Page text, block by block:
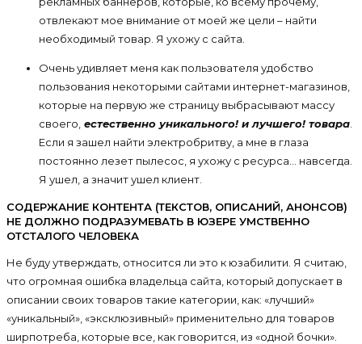
отвлекают мое внимание от моей же цели – найти
необходимый товар. Я ухожу с сайта.
Очень удивляет меня как пользователя удобство
пользования некоторыми сайтами интернет-магазинов,
которые на первую же страницу выбрасывают массу
своего, естественно уникального! и лучшего! товара
Если я зашел найти электробритву, а мне в глаза
постоянно лезет пылесос, я ухожу с ресурса… навсегда.
Я ушел, а значит ушел клиент.
СОДЕРЖАНИЕ КОНТЕНТА (ТЕКСТОВ, ОПИСАНИЙ, АНОНСОВ)
НЕ ДОЛЖНО ПОДРАЗУМЕВАТЬ В ЮЗЕРЕ УМСТВЕННО
ОТСТАЛОГО ЧЕЛОВЕКА
Не буду утверждать, относится ли это к юзабилити. Я считаю,
что огромная ошибка владельца сайта, который допускает в
описании своих товаров такие категории, как: «лучший»
«уникальный», «эксклюзивный» применительно для товаров
ширпотреба, которые все, как говорится, из «одной бочки».